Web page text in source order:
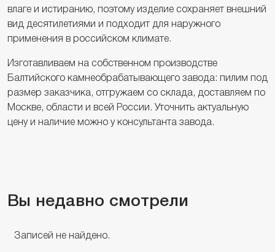
влаге и истиранию, поэтому изделие сохраняет внешний
вид десятилетиями и подходит для наружного
применения в российском климате.
Изготавливаем на собственном производстве
Балтийского камнеобрабатывающего завода: пилим под
размер заказчика, отгружаем со склада, доставляем по
Москве, области и всей России. Уточнить актуальную
цену и наличие можно у консультанта завода.
Вы недавно смотрели
Записей не найдено.